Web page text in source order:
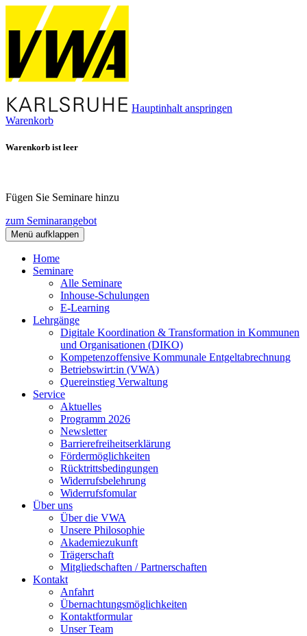
Hauptinhalt anspringen
Warenkorb
Warenkorb ist leer
Fügen Sie Seminare hinzu
zum Seminarangebot
Menü aufklappen
Home
Seminare
Alle Seminare
Inhouse-Schulungen
E-Learning
Lehrgänge
Digitale Koordination & Transformation in Kommunen
und Organisationen (DIKO)
Kompetenzoffensive Kommunale Entgeltabrechnung
Betriebswirt:in (VWA)
Quereinstieg Verwaltung
Service
Aktuelles
Programm 2026
Newsletter
Barrierefreiheitserklärung
Fördermöglichkeiten
Rücktrittsbedingungen
Widerrufsbelehrung
Widerrufsfomular
Über uns
Über die VWA
Unsere Philosophie
Akademiezukunft
Trägerschaft
Mitgliedschaften / Partnerschaften
Kontakt
Anfahrt
Übernachtungsmöglichkeiten
Kontaktformular
Unser Team